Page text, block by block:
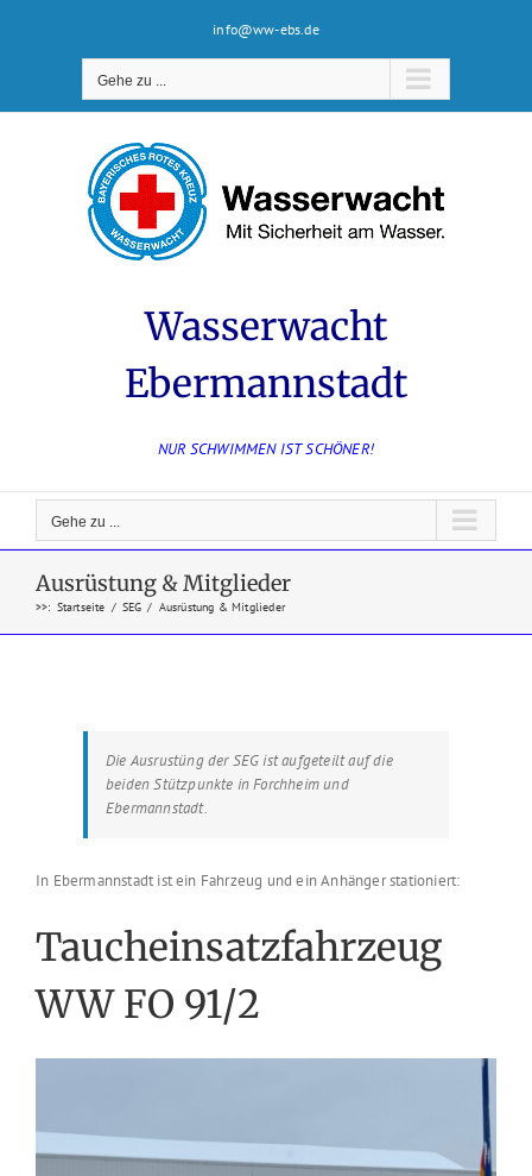
info@ww-ebs.de
Gehe zu ...
Wasserwacht
Ebermannstadt
NUR SCHWIMMEN IST SCHÖNER!
Gehe zu ...
Ausrüstung & Mitglieder
>>: Startseite / SEG / Ausrüstung & Mitglieder
Die Ausrustüng der SEG ist aufgeteilt auf die
beiden Stützpunkte in Forchheim und
Ebermannstadt.
In Ebermannstadt ist ein Fahrzeug und ein Anhänger stationiert:
Taucheinsatzfahrzeug
WW FO 91/2